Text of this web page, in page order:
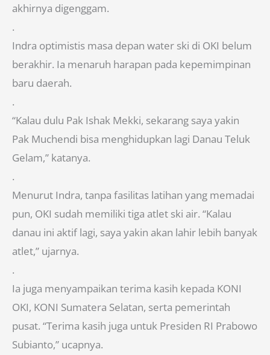
akhirnya digenggam.
.
Indra optimistis masa depan water ski di OKI belum
berakhir. Ia menaruh harapan pada kepemimpinan
baru daerah.
.
“Kalau dulu Pak Ishak Mekki, sekarang saya yakin
Pak Muchendi bisa menghidupkan lagi Danau Teluk
Gelam,” katanya.
.
Menurut Indra, tanpa fasilitas latihan yang memadai
pun, OKI sudah memiliki tiga atlet ski air. “Kalau
danau ini aktif lagi, saya yakin akan lahir lebih banyak
atlet,” ujarnya.
.
Ia juga menyampaikan terima kasih kepada KONI
OKI, KONI Sumatera Selatan, serta pemerintah
pusat. “Terima kasih juga untuk Presiden RI Prabowo
Subianto,” ucapnya.